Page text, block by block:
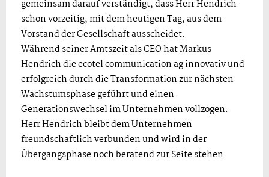
gemeinsam darauf verständigt, dass Herr Hendrich
schon vorzeitig, mit dem heutigen Tag, aus dem
Vorstand der Gesellschaft ausscheidet.
Während seiner Amtszeit als CEO hat Markus
Hendrich die ecotel communication ag innovativ und
erfolgreich durch die Transformation zur nächsten
Wachstumsphase geführt und einen
Generationswechsel im Unternehmen vollzogen.
Herr Hendrich bleibt dem Unternehmen
freundschaftlich verbunden und wird in der
Übergangsphase noch beratend zur Seite stehen.